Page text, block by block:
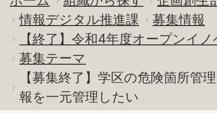
情報デジタル推進課
募集情報
【終了】令和4年度オープンイ
募集テーマ
【募集終了】学区の危険箇所管
報を一元管理したい